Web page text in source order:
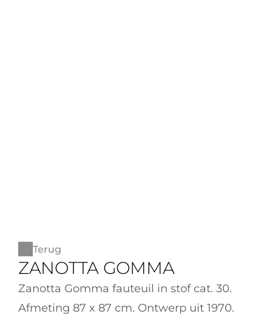
Terug
ZANOTTA GOMMA
Zanotta Gomma fauteuil in stof cat. 30.
Afmeting 87 x 87 cm. Ontwerp uit 1970.